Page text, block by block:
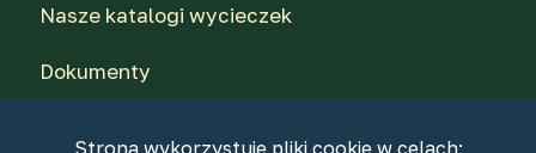
Nasze katalogi wycieczek
Dokumenty